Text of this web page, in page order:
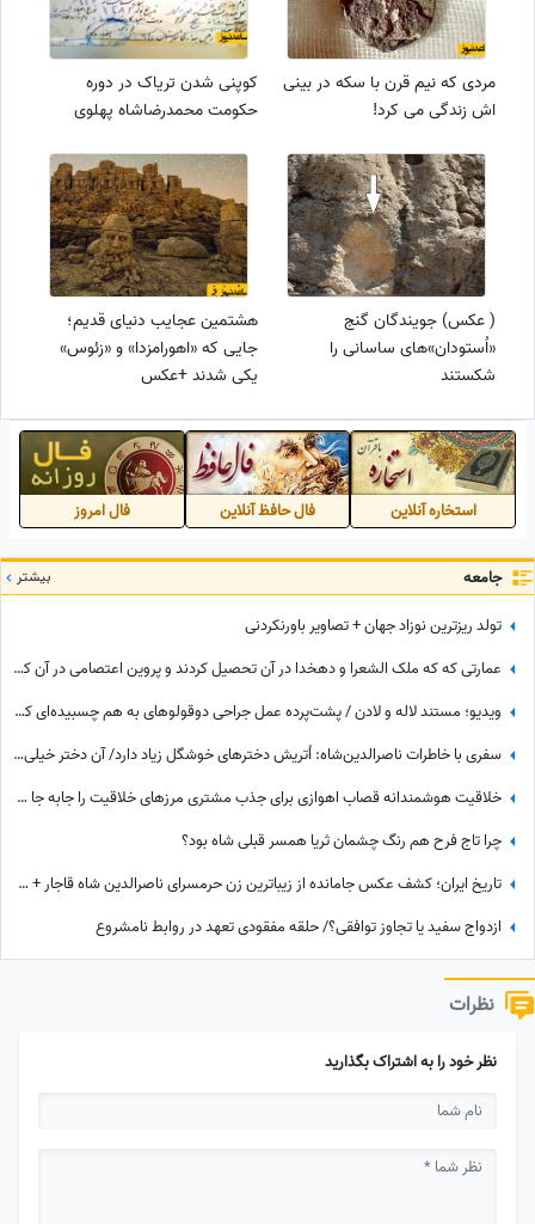
مردی که نیم قرن با سکه در بینی
اش زندگی می کرد!
کوپنی شدن تریاک در دوره
حکومت محمدرضاشاه پهلوی
( عکس) جویندگان گنج
«اُستودان»های ساسانی را
شکستند
هشتمین عجایب دنیای قدیم؛
جایی که «اهورامزدا» و «زئوس»
یکی شدند +عکس
استخاره آنلاین فال حافظ آنلاین فال امروز
جامعه بیشتر
تولد ریزترین نوزاد جهان + تصاویر باورنکردنی
عمارتی که که ملک الشعرا و دهخدا در آن تحصیل کردند و پروین اعتصامی در آن کار کرد + عکس
ویدیو؛ مستند لاله و لادن / پشت‌پرده عمل جراحی دوقولوهای به هم چسبیده‌ای که هرگز همدیگر را ندیدند!
سفری با خاطرات ناصرالدین‌شاه: اُتریش دخترهای خوشگل زیاد دارد/ آن دختر خیلی‌ خوشگل‌تر وقتی به من دسته گل داد، مات و مبهوت شدم، نتوانستم راه بروم مردم ملتفت شدند، خندیدند!
خلاقیت هوشمندانه قصاب اهوازی برای جذب مشتری مرزهای خلاقیت را جابه جا کرد/ مغزشو باید طلا گرفت +عکس
چرا تاج فرح هم رنگ چشمان ثریا همسر قبلی شاه بود؟
تاریخ ایران؛ کشف عکس جامانده از زیباترین زن حرمسرای ناصرالدین شاه قاجار + عکس
ازدواج سفید یا تجاوز توافقی؟/ حلقه مفقودی تعهد در روابط نامشروع
نظرات
نظر خود را به اشتراک بگذارید